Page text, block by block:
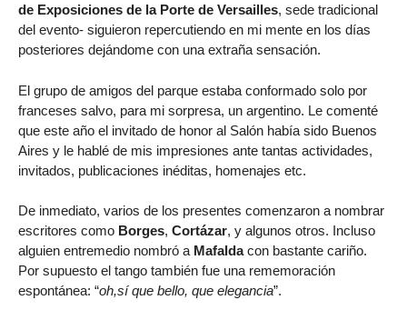
de Exposiciones de la Porte de Versailles, sede tradicional
del evento- siguieron repercutiendo en mi mente en los días
posteriores dejándome con una extraña sensación.
El grupo de amigos del parque estaba conformado solo por
franceses salvo, para mi sorpresa, un argentino. Le comenté
que este año el invitado de honor al Salón había sido Buenos
Aires y le hablé de mis impresiones ante tantas actividades,
invitados, publicaciones inéditas, homenajes etc.
De inmediato, varios de los presentes comenzaron a nombrar
escritores como Borges, Cortázar, y algunos otros. Incluso
alguien entremedio nombró a Mafaldacon bastante cariño.
Por supuesto el tango también fue una rememoración
espontánea: “oh,sí que bello, que elegancia”.